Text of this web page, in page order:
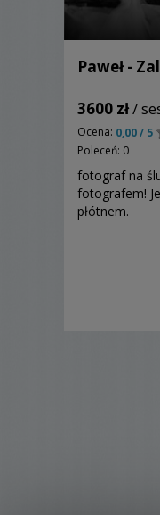
Paweł -
3600 zł/
Ocena: 0,00 / 5
Poleceń: 0
fotograf na
fotografem!
płótnem.